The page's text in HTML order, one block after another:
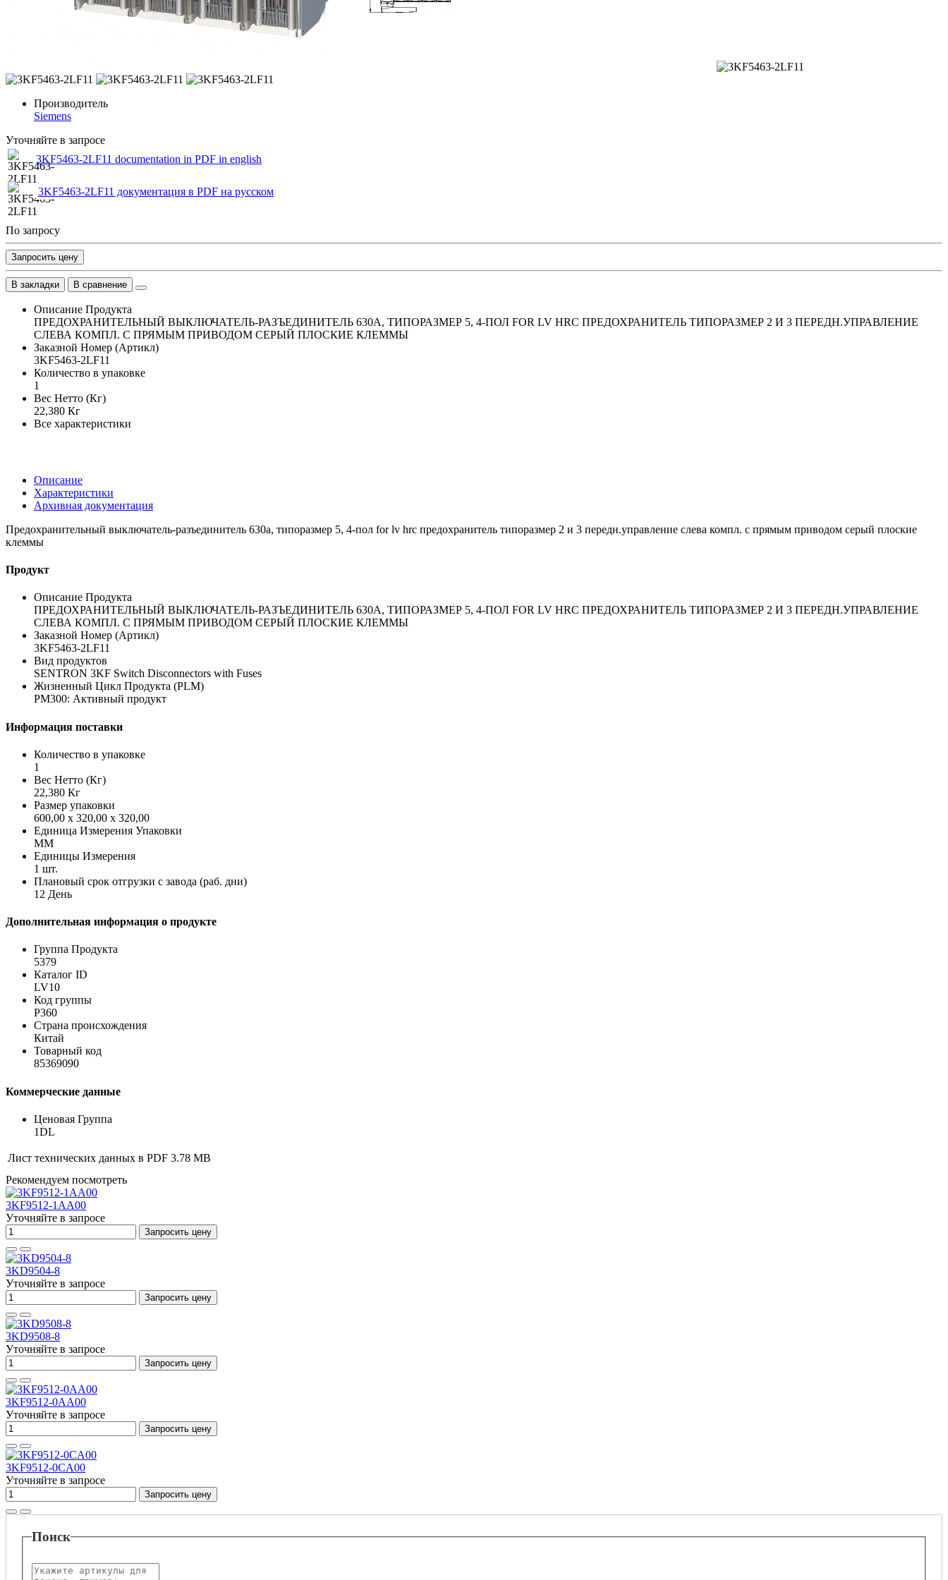
Производитель
Siemens
Уточняйте в запросе
3KF5463-2LF11 documentation in PDF in english
3KF5463-2LF11 документация в PDF на русском
По запросу
Запросить цену
В закладки В сравнение
Описание Продукта
ПРЕДОХРАНИТЕЛЬНЫЙ ВЫКЛЮЧАТЕЛЬ-РАЗЪЕДИНИТЕЛЬ 630A, ТИПОРАЗМЕР 5, 4-ПОЛ FOR LV HRC ПРЕДОХРАНИТЕЛЬ ТИПОРАЗМЕР 2 И 3 ПЕРЕДН.УПРАВЛЕНИЕ
СЛЕВА КОМПЛ. С ПРЯМЫМ ПРИВОДОМ СЕРЫЙ ПЛОСКИЕ КЛЕММЫ
Заказной Номер (Артикл)
3KF5463-2LF11
Количество в упаковке
1
Вес Нетто (Кг)
22,380 Кг
Все характеристики
Описание
Характеристики
Архивная документация
Предохранительный выключатель-разъединитель 630a, типоразмер 5, 4-пол for lv hrc предохранитель типоразмер 2 и 3 передн.управление слева компл. с прямым приводом серый плоские
клеммы
Продукт
Описание Продукта
ПРЕДОХРАНИТЕЛЬНЫЙ ВЫКЛЮЧАТЕЛЬ-РАЗЪЕДИНИТЕЛЬ 630A, ТИПОРАЗМЕР 5, 4-ПОЛ FOR LV HRC ПРЕДОХРАНИТЕЛЬ ТИПОРАЗМЕР 2 И 3 ПЕРЕДН.УПРАВЛЕНИЕ
СЛЕВА КОМПЛ. С ПРЯМЫМ ПРИВОДОМ СЕРЫЙ ПЛОСКИЕ КЛЕММЫ
Заказной Номер (Артикл)
3KF5463-2LF11
Вид продуктов
SENTRON 3KF Switch Disconnectors with Fuses
Жизненный Цикл Продукта (PLM)
PM300: Активный продукт
Информация поставки
Количество в упаковке
1
Вес Нетто (Кг)
22,380 Кг
Размер упаковки
600,00 x 320,00 x 320,00
Единица Измерения Упаковки
MM
Единицы Измерения
1 шт.
Плановый срок отгрузки с завода (раб. дни)
12 День
Дополнительная информация о продукте
Группа Продукта
5379
Каталог ID
LV10
Код группы
P360
Страна происхождения
Китай
Товарный код
85369090
Коммерческие данные
Ценовая Группа
1DL
Лист технических данных в PDF 3.78 MB
Рекомендуем посмотреть
3KF9512-1AA00
Уточняйте в запросе
Запросить цену
3KD9504-8
Уточняйте в запросе
Запросить цену
3KD9508-8
Уточняйте в запросе
Запросить цену
3KF9512-0AA00
Уточняйте в запросе
Запросить цену
3KF9512-0CA00
Уточняйте в запросе
Запросить цену
Поиск